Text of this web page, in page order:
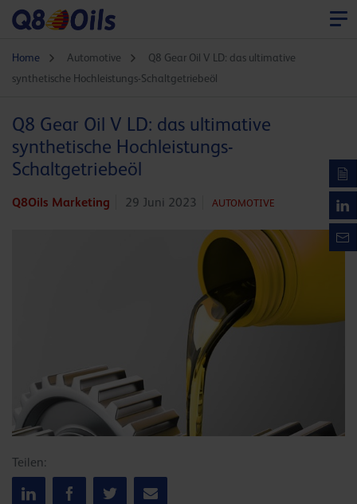
Home Automotive
Q8 Gear Oil V LD: das ultimative
synthetische Hochleistungs-Schaltgetriebeöl
Q8 Gear Oil V LD: das ultimative
synthetische Hochleistungs-
Schaltgetriebeöl
Q8Oils Marketing 29 Juni 2023 AUTOMOTIVE
Teilen: